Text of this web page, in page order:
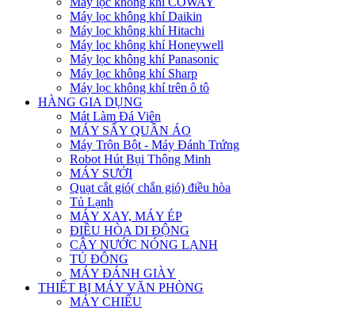
Máy lọc không khí Daikin
Máy lọc không khí Hitachi
Máy lọc không khí Honeywell
Máy lọc không khí Panasonic
Máy lọc không khí Sharp
Máy lọc không khí trên ô tô
HÀNG GIA DỤNG
Mát Làm Đá Viên
MÁY SẤY QUẦN ÁO
Máy Trộn Bột - Máy Đánh Trứng
Robot Hút Bụi Thông Minh
MÁY SƯỞI
Quạt cắt gió( chắn gió) điều hòa
Tủ Lạnh
MÁY XAY, MÁY ÉP
ĐIỀU HÒA DI ĐỘNG
CÂY NƯỚC NÓNG LẠNH
TỦ ĐÔNG
MÁY ĐÁNH GIÀY
THIẾT BỊ MÁY VĂN PHÒNG
MÁY CHIẾU